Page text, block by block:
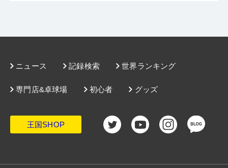
ニュース 記録検索 世界ランキング
グッズ
専門店&卓球場 初心者
王国SHOP